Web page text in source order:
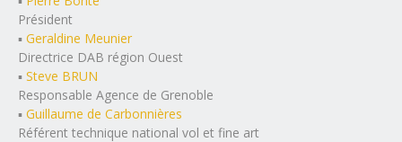
Président
▪️ Geraldine Meunier
Directrice DAB région Ouest
▪️ Steve BRUN
Responsable Agence de Grenoble
▪️ Guillaume de Carbonnières
Référent technique national vol et fine art